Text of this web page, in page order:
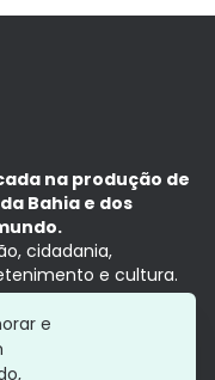
na produção de
Bahia e dos
cidadania,
e cultura.
tempo presente,
e